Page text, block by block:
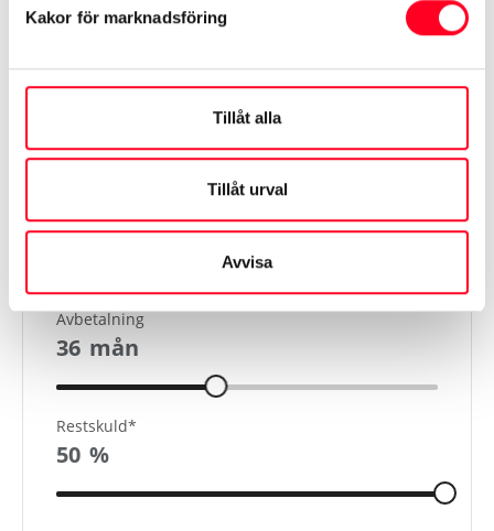
Kakor för marknadsföring
Tillåt alla
Tillåt urval
Avvisa
Visa mer
Finansiering
41 880kr
Avbetalning
36 mån
Restskuld*
50 %